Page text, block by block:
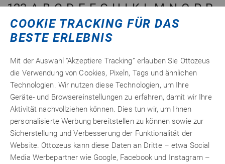
123 A B C D E F G H I K L M N O P R
S T U V W Z
VORSTREICHMITTEL
(VORANSTRICH)
Siehe Primer.
COOKIE TRACKING FÜR DAS
BESTE ERLEBNIS
Mit der Auswahl “Akzeptiere Tracking” erlauben Sie Ottozeus
die Verwendung von Cookies, Pixeln, Tags und ähnlichen
Technologien. Wir nutzen diese Technologien, um Ihre
Geräte- und Browsereinstellungen zu erfahren, damit wir Ihre
Aktivität nachvollziehen können. Dies tun wir, um Ihnen
personalisierte Werbung bereitstellen zu können sowie zur
Sicherstellung und Verbesserung der Funktionalität der
Website. Ottozeus kann diese Daten an Dritte – etwa Social
Media Werbepartner wie Google, Facebook und Instagram –